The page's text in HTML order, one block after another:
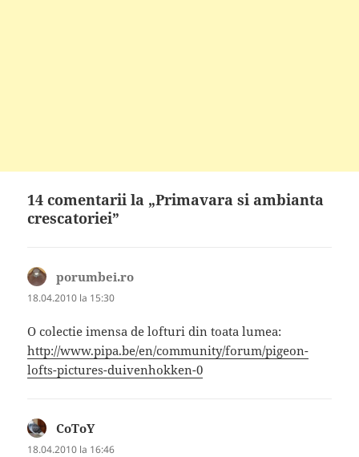
14 comentarii la „Primavara si ambianta
crescatoriei”
porumbei.ro
18.04.2010 la 15:30
O colectie imensa de lofturi din toata lumea:
http://www.pipa.be/en/community/forum/pigeon-
lofts-pictures-duivenhokken-0
CoToYspune:
18.04.2010 la 16:46